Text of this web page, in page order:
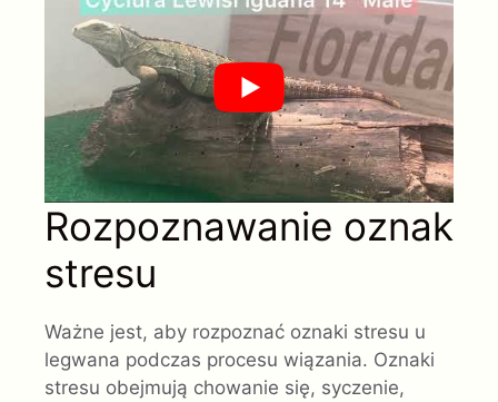
Rozpoznawanie oznak
stresu
Ważne jest, aby rozpoznać oznaki stresu u
legwana podczas procesu wiązania. Oznaki
stresu obejmują chowanie się, syczenie,